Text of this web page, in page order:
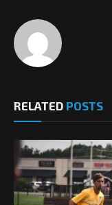
RELATED POSTS